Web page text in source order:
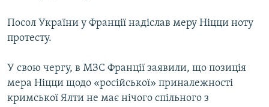
Посол України у Франції надіслав меру Ніцци ноту
протесту.
У свою чергу, в МЗС Франції заявили, що позиція
мера Ніцци щодо «російської» приналежності
кримської Ялти не має нічого спільного з